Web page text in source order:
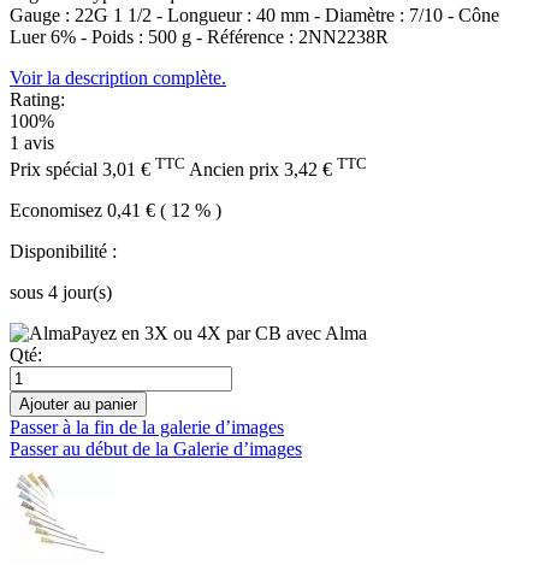
Gauge : 22G 1 1/2 - Longueur : 40 mm - Diamètre : 7/10 - Cône
Luer 6% - Poids : 500 g - Référence : 2NN2238R
Voir la description complète.
Rating:
100%
1 avis
Prix spécial 3,01 € TTC Ancien prix 3,42 € TTC
Economisez 0,41 € ( 12 % )
Disponibilité :
sous 4 jour(s)
Payez en 3X ou 4X par CB avec Alma
Qté:
Ajouter au panier
Passer à la fin de la galerie d’images
Passer au début de la Galerie d’images